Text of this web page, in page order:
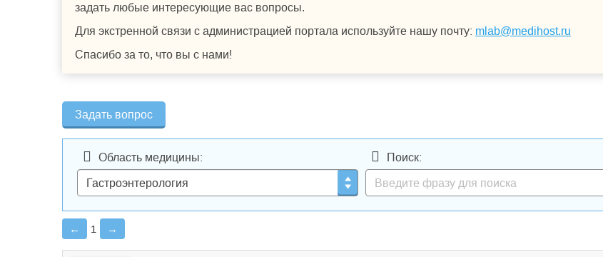
задать любые интересующие вас вопросы.
Для экстренной связи с администрацией портала используйте нашу почту: mlab@medihost.ru
Спасибо за то, что вы с нами!
Задать вопрос
Область медицины: Поиск:
← 1 →